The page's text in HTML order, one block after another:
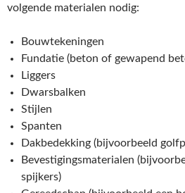
volgende materialen nodig:
Bouwtekeningen
Fundatie (beton of gewapend
Liggers
Dwarsbalken
Stijlen
Spanten
Dakbedekking (bijvoorbeeld
Bevestigingsmaterialen
spijkers)